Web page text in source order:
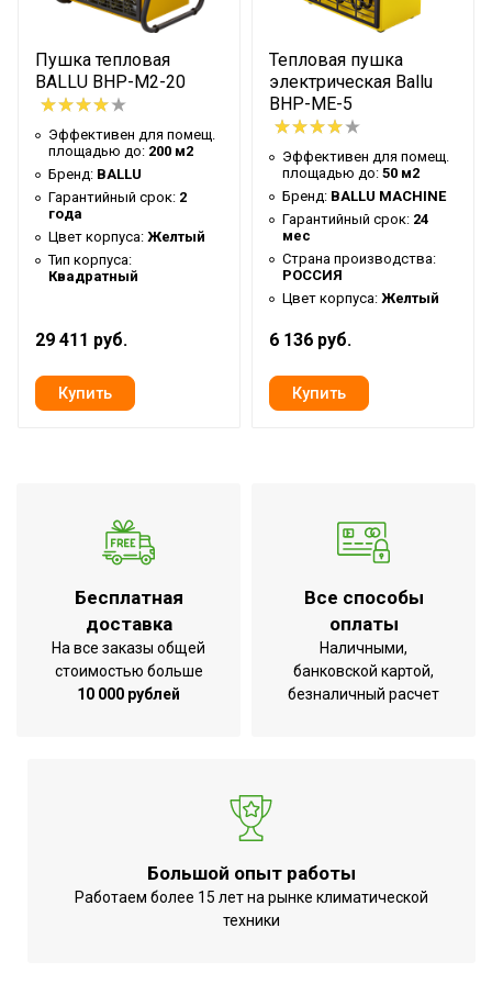
Макс. площадь обогрева 150 м2
Вид управления
Дистанционное
проводное
Тип термостата
Механический
Регулировка температуры
Да (электронный
регулятор)
Регулировка мощности
обогрева
Да
Регулировка угла наклона
Да
температуры
Макс. производительность
1600 м3/час
Нагрев воздуха (дельта
Количество режимов
нагрева
Режим вентиляции
Да
Режим максимальной
мощности
Режим средней мощности
Да
пылевлагозащищенности
Безопасное охлаждение
ТЭНов после выключения
Да
Пушка тепловая
BALLU BHP-M2-20
Эффективен для помещ.
площадью до: 200 м2
Бренд: BALLU
Гарантийный срок: 2
года
Цвет корпуса: Желтый
Тип корпуса:
Квадратный
29 411 руб.
Тепловая пушка
электрическая Ballu
BHP-ME-5
Эффективен для помещ.
площадью до: 50 м2
Бренд: BALLU MACHINE
Гарантийный срок: 24
мес
Страна производства:
РОССИЯ
Цвет корпуса: Желтый
6 136 руб.
Бесплатная
доставка
На все заказы общей
стоимостью больше
10 000 рублей
Все способы
оплаты
Наличными,
банковской картой,
безналичный расчет
Большой опыт работы
Работаем более 15 лет на рынке климатической
техники